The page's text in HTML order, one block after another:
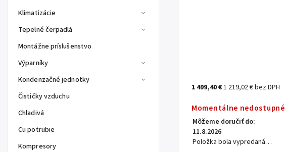
Klimatizácie
Tepelné čerpadlá
Montážne príslušenstvo
Výparníky
Kondenzačné jednotky
Čističky vzduchu
Chladivá
Cu potrubie
Kompresory
1 499,40 €1 219,02 € bez DPH
Momentálne nedostupné
Môžeme doručiť do:
11.8.2026
Položka bola vypredaná…